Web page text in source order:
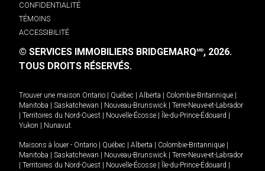
CONFIDENTIALITÉ
TÉMOINS
ACCESSIBILITÉ
© SERVICES IMMOBILIERS BRIDGEMARQMD, 2026.
TOUS DROITS RÉSERVÉS.
Trouver une maison Ontario Québec Alberta Colombie-Britannique
Manitoba
Saskatchewan Nouveau-Brunswick
Terre-Neuve-et-Labrador
Territoires du Nord-Ouest Nouvelle-Écosse Île-du-Prince-Édouard
Yukon
Nunavut.
Maisons à louer - Ontario Québec Alberta Colombie-Britannique
Manitoba
Saskatchewan Nouveau-Brunswick
Terre-Neuve-et-Labrador
Territoires du Nord-Ouest Nouvelle-Écosse Île-du-Prince-Édouard